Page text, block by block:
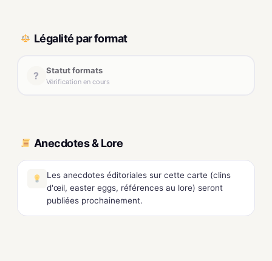
Légalité par format
? Statut formats
Vérification en cours
Anecdotes & Lore
Les anecdotes éditoriales sur cette carte (clins
d'œil, easter eggs, références au lore) seront
publiées prochainement.